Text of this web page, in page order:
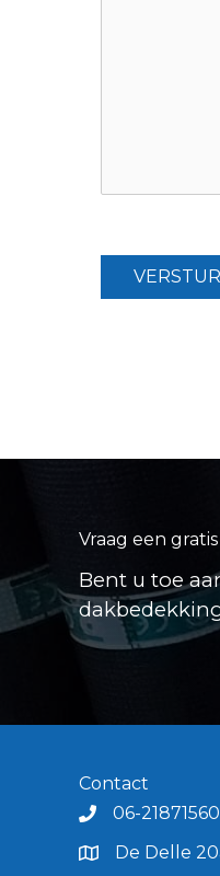
Vraag een
Bent u toe
Contact
06-21871560
De Delle